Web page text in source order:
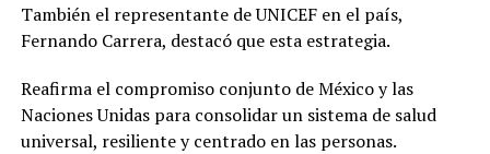
También el representante de UNICEF en el país,
Fernando Carrera, destacó que esta estrategia.
Reafirma el compromiso conjunto de México y las
Naciones Unidas para consolidar un sistema de salud
universal, resiliente y centrado en las personas.